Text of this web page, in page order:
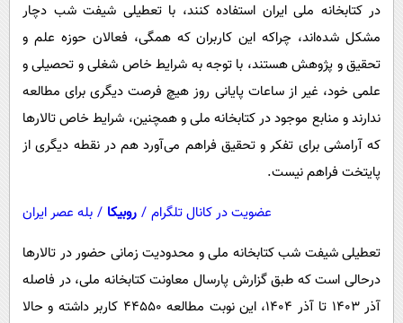
در کتابخانه ملی ایران استفاده کنند، با تعطیلی شیفت شب دچار
مشکل شده‌اند، چراکه این کاربران که همگی، فعالان حوزه علم و
تحقیق و پژوهش هستند، با توجه به شرایط خاص شغلی و تحصیلی و
علمی خود، غیر از ساعات پایانی روز هیچ فرصت دیگری برای مطالعه
ندارند و منابع موجود در کتابخانه ملی و همچنین، شرایط خاص تالارها
که آرامشی برای تفکر و تحقیق فراهم می‌آورد هم در نقطه دیگری از
پایتخت فراهم نیست.
عضویت در کانال تلگرام / روبیکا / بله عصر ایران
تعطیلی شیفت شب کتابخانه ملی و محدودیت زمانی حضور در تالارها
درحالی است که طبق گزارش پارسال معاونت کتابخانه ملی، در فاصله
آذر 1403 تا آذر 1404، این نوبت مطالعه 44550 کاربر داشته و حالا